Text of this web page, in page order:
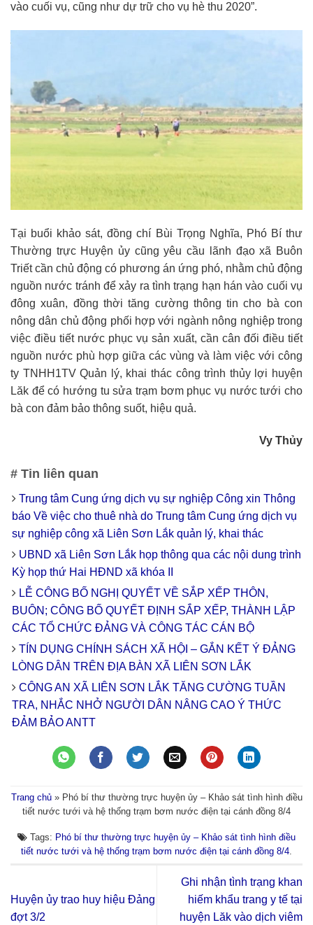
vào cuối vụ, cũng như dự trữ cho vụ hè thu 2020”.
Tại buổi khảo sát, đồng chí Bùi Trọng Nghĩa, Phó Bí thư
Thường trực Huyện ủy cũng yêu cầu lãnh đạo xã Buôn
Triết cần chủ động có phương án ứng phó, nhằm chủ động
nguồn nước tránh để xảy ra tình trạng hạn hán vào cuối vụ
đông xuân, đồng thời tăng cường thông tin cho bà con
nông dân chủ động phối hợp với ngành nông nghiệp trong
việc điều tiết nước phục vụ sản xuất, cần cân đối điều tiết
nguồn nước phù hợp giữa các vùng và làm việc với công
ty TNHH1TV Quản lý, khai thác công trình thủy lợi huyện
Lăk để có hướng tu sửa trạm bơm phục vụ nước tưới cho
bà con đảm bảo thông suốt, hiệu quả.
Vy Thủy
# Tin liên quan
Trung tâm Cung ứng dịch vụ sự nghiệp Công xin Thông
báo Về việc cho thuê nhà do Trung tâm Cung ứng dịch vụ
sự nghiệp công xã Liên Sơn Lắk quản lý, khai thác
UBND xã Liên Sơn Lắk họp thông qua các nội dung trình
Kỳ họp thứ Hai HĐND xã khóa II
LỄ CÔNG BỐ NGHỊ QUYẾT VỀ SẮP XẾP THÔN,
BUÔN; CÔNG BỐ QUYẾT ĐỊNH SẮP XẾP, THÀNH LẬP
CÁC TỔ CHỨC ĐẢNG VÀ CÔNG TÁC CÁN BỘ
TÍN DỤNG CHÍNH SÁCH XÃ HỘI – GẮN KẾT Ý ĐẢNG
LÒNG DÂN TRÊN ĐỊA BÀN XÃ LIÊN SƠN LẮK
CÔNG AN XÃ LIÊN SƠN LẮK TĂNG CƯỜNG TUẦN
TRA, NHẮC NHỞ NGƯỜI DÂN NÂNG CAO Ý THỨC
ĐẢM BẢO ANTT
Trang chủ» Phó bí thư thường trực huyện ủy – Khảo sát tình hình điều
tiết nước tưới và hệ thống trạm bơm nước điện tại cánh đồng 8/4
Tags: Phó bí thư thường trực huyện ủy – Khảo sát tình hình điều
tiết nước tưới và hệ thống trạm bơm nước điện tại cánh đồng 8/4
Huyện ủy trao huy hiệu Đảng
đợt 3/2
Ghi nhận tình trạng khan
hiếm khẩu trang y tế tại
huyện Lăk vào dịch viêm